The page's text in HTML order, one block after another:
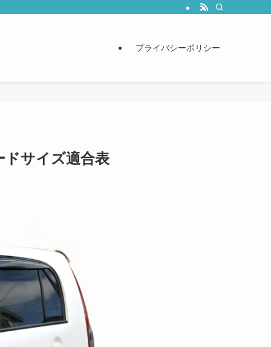
プライバシーポリシー
ドサイズ適合表